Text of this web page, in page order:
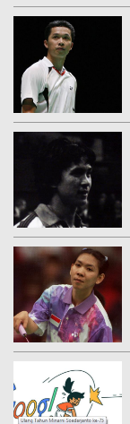
LIGA CHAMPIONS
LIGA JERMAN
LIGA PRANCIS
LIGA EUROPA
PASUKAN SEHAT
KOMUNITAS SEHAT